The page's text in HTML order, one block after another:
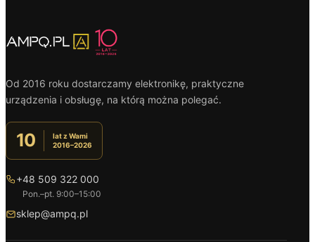
Od 2016 roku dostarczamy elektronikę, praktyczne
urządzenia i obsługę, na którą można polegać.
10
lat z Wami
2016–2026
+48 509 322 000
Pon.–pt. 9:00–15:00
sklep@ampq.pl